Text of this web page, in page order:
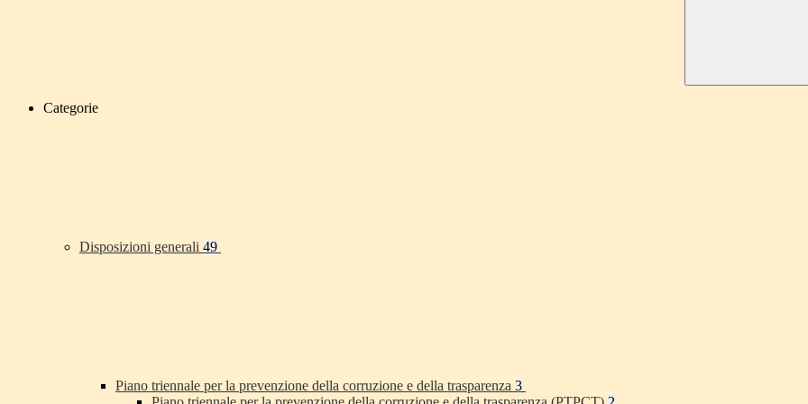
Categorie
Disposizioni generali 49
Piano triennale per la prevenzione della corruzione e della trasparenza 3